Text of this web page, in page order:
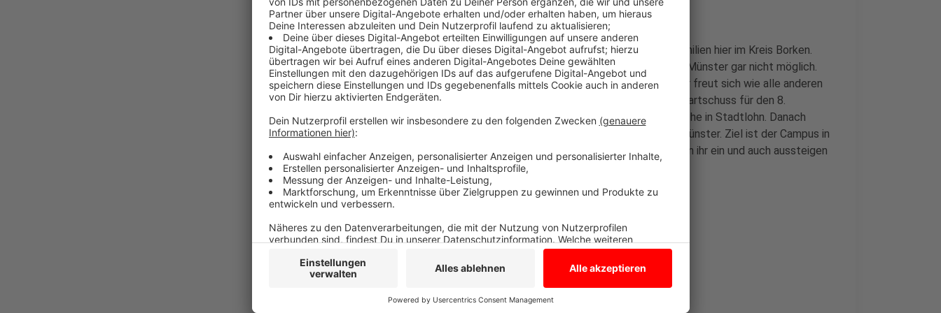
An dieser Stelle mal ein großes Dankeschön an unsere Kolpingfamilien hier im Kreis Borken.
Ohne Euch wäre der Sternlauf zu Gunsten der Kinderkrebshilfe in Münster gar nicht möglich.
Und das sagen nicht wir, sondern Staffelführer Richard Grevers. Er freut sich wie alle anderen
auch darauf möglichst viel Geld für die Kinder zu sammeln. Der Startschuss für den 8.
Sternlauf fällt am Samstag (27.07.) um 9 Uhr an der St. Otger Kirche in Stadtlohn. Danach
gehts über Almsick, Gescher, Tungerloh und Coesfeld Richtung Münster. Ziel ist der Campus in
Münster. Auf dem Weg gibt es aber viele Etappenpunkte an denen ihr ein und auch aussteigen
könnt.
Mehr Infos unter:http://www.muensterland-sternlauf.de